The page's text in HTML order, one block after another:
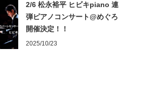
2/6 松永裕平 ヒビキpiano 連
弾ピアノコンサート@めぐろ
開催決定！！
2025/10/23